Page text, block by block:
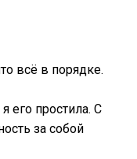
всё в порядке.
его простила. С
за собой